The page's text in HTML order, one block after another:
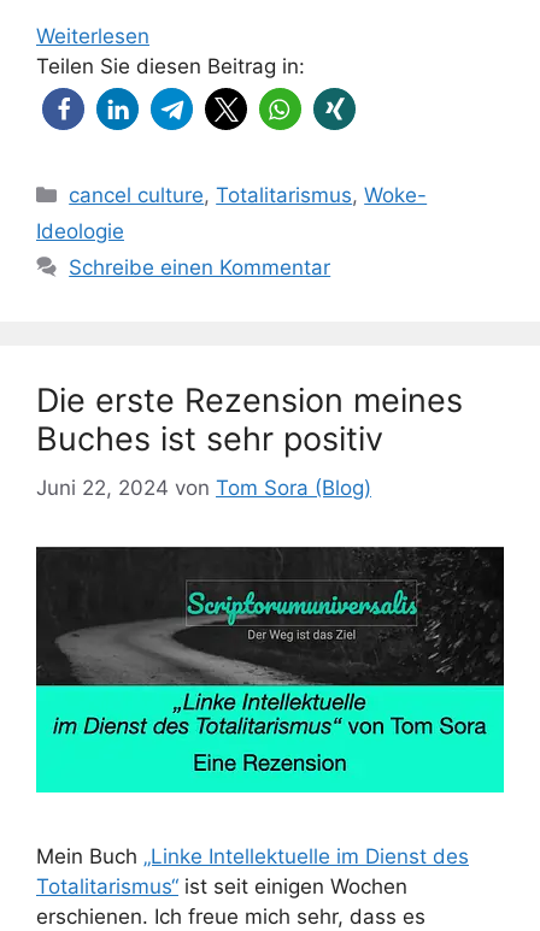
Weiterlesen
Teilen Sie diesen Beitrag in:
Kategorien
cancel culture,Totalitarismus,Woke-
Ideologie
Schreibe einen Kommentar
Die erste Rezension meines
Buches ist sehr positiv
Juni 22, 2024 von Tom Sora (Blog)
Mein Buch „Linke Intellektuelle im Dienst des
Totalitarismus“ ist seit einigen Wochen
erschienen. Ich freue mich sehr, dass es